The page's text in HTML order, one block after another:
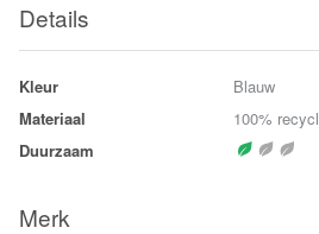
Details
Kleur
Blauw
Materiaal
100%
Duurzaam
Merk